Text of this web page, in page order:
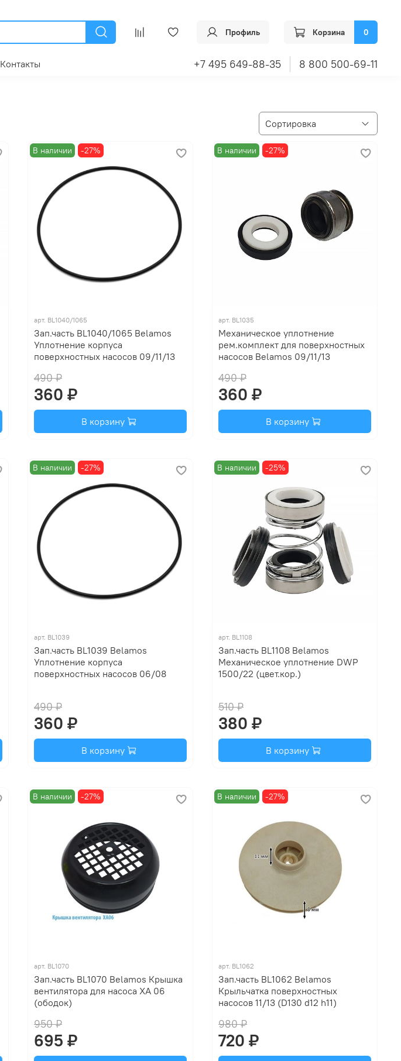
Профиль Корзина 0
Контакты +7 495 649-88-35 8 800 500-69-11
В наличии -27%
арт. BL1040/1065
Зап.часть BL1040/1065 Belamos
Уплотнение корпуса
поверхностных насосов 09/11/13
490 ₽
360 ₽
В корзину
В наличии -27%
арт. BL1035
Механическое уплотнение
рем.комплект для поверхностных
насосов Belamos 09/11/13
490 ₽
360 ₽
В корзину
В наличии -27%
арт. BL1039
Зап.часть BL1039 Belamos
Уплотнение корпуса
поверхностных насосов 06/08
490 ₽
360 ₽
В корзину
В наличии -25%
арт. BL1108
Зап.часть BL1108 Belamos
Механическое уплотнение DWP
1500/22 (цвет.кор.)
510 ₽
380 ₽
В корзину
В наличии -27%
арт. BL1070
Зап.часть BL1070 Belamos Крышка
вентилятора для насоса ХА 06
(ободок)
950 ₽
695 ₽
В наличии -27%
арт. BL1062
Зап.часть BL1062 Belamos
Крыльчатка поверхностных
насосов 11/13 (D130 d12 h11)
980 ₽
720 ₽